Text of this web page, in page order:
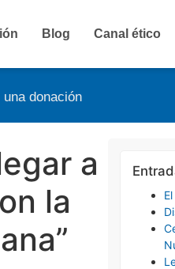
una donación
Blog Canal ético
a
la